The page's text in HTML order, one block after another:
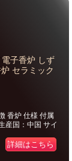
子香炉 しず
セラミック
香炉 仕様 付属
産国：中国 サイ
詳細はこちら